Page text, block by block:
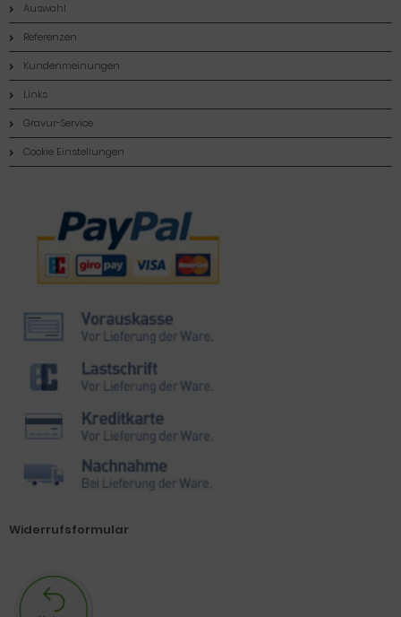
Auswahl
Referenzen
Kundenmeinungen
Links
Gravur-Service
Cookie Einstellungen
Zahlungsmethoden
Widerrufsformular